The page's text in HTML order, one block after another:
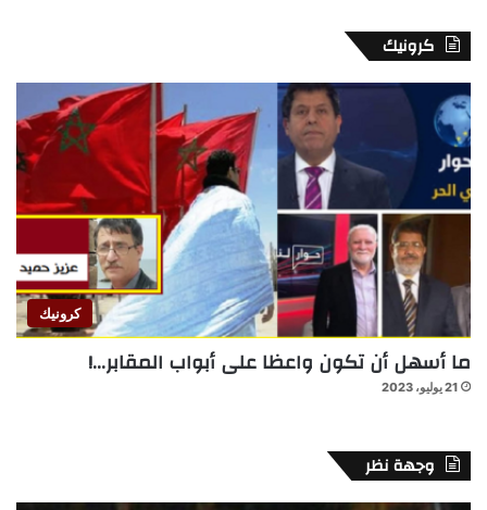
كرونيك
كرونيك
ما أسهل أن تكون واعظا على أبواب المقابر…!
21 يوليو، 2023
وجهة نظر